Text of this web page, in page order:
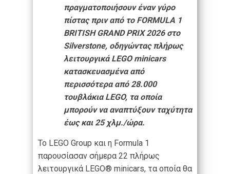
πραγματοποιήσουν έναν γύρο
πίστας πριν από το FORMULA 1
BRITISH GRAND PRIX 2026 στο
Silverstone, οδηγώντας πλήρως
λειτουργικά LEGO minicars
κατασκευασμένα από
περισσότερα από 28.000
τουβλάκια LEGO, τα οποία
μπορούν να αναπτύξουν ταχύτητα
έως και 25 χλμ./ώρα.
Το LEGO Group και η Formula 1
παρουσίασαν σήμερα 22 πλήρως
λειτουργικά LEGO® minicars, τα οποία θα